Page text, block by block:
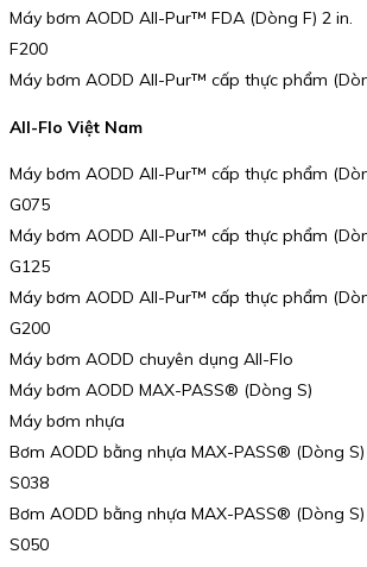
Máy bơm AODD All-Pur™️ FDA (Dòng F) 2 in.
F200
Máy bơm AODD All-Pur™️ cấp thực phẩm
All-Flo Việt Nam
Máy bơm AODD All-Pur™ cấp thực phẩm
G075
Máy bơm AODD All-Pur™ cấp thực phẩm
G125
Máy bơm AODD All-Pur™ cấp thực phẩm
G200
Máy bơm AODD chuyên dụng All-Flo
Máy bơm AODD MAX-PASS®️ (Dòng S)
Máy bơm nhựa
Bơm AODD bằng nhựa MAX-PASS® (Dòng S)
S038
Bơm AODD bằng nhựa MAX-PASS® (Dòng S)
S050